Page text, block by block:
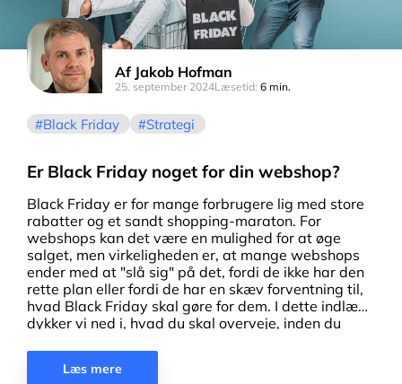
Af Jakob Hofman
25. september 2024Læsetid: 6 min.
Black Friday Strategi
Er Black Friday noget for din webshop?
Black Friday er for mange forbrugere lig med store
rabatter og et sandt shopping-maraton. For
webshops kan det være en mulighed for at øge
salget, men virkeligheden er, at mange webshops
ender med at "slå sig" på det, fordi de ikke har den
rette plan eller fordi de har en skæv forventning til,
hvad Black Friday skal gøre for dem. I dette indlæg
dykker vi ned i, hvad du skal overveje, inden du
så du undgår de faldgruber, som mange webshops
har oplevet.
Læs mere